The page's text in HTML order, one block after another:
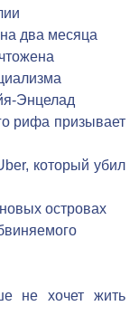
два месяца
Энцелад
рифа призывает
который убил
островах
не хочет жить